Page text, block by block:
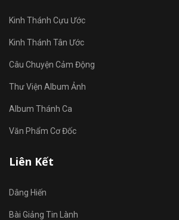
Kinh Thánh Cựu Ước
Kinh Thánh Tân Ước
Câu Chuyện Cảm Động
Thư Viện Album Ảnh
Album Thánh Ca
Văn Phẩm Cơ Đốc
Liên Kết
Dâng Hiến
Bài Giảng Tin Lành